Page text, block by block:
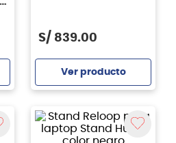
S/ 839.00
Ver producto